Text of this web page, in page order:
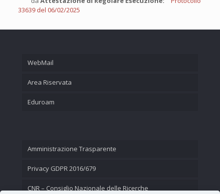
33639 del 06/02/2025
WebMail
Area Riservata
Eduroam
Amministrazione Trasparente
Privacy GDPR 2016/679
CNR – Consiglio Nazionale delle Ricerche